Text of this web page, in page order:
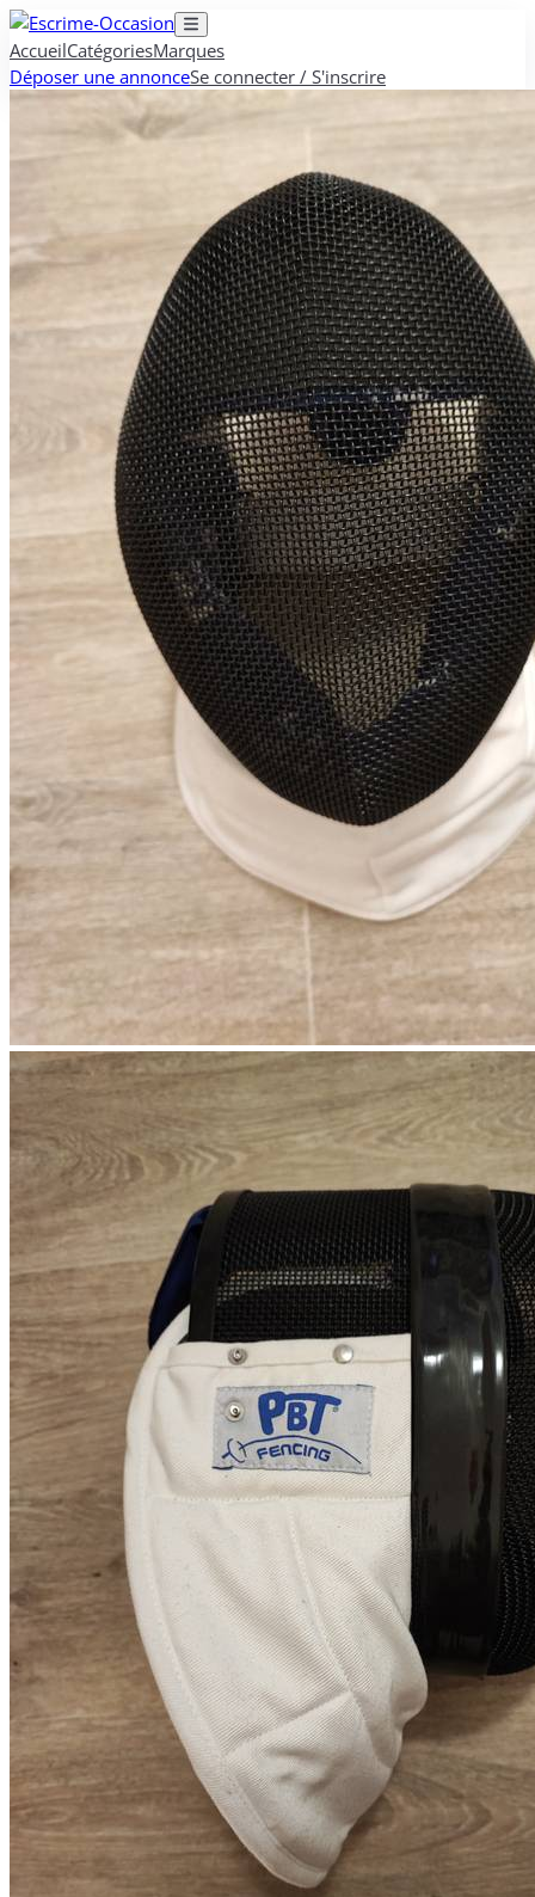
AccueilCatégoriesMarques
Déposer une annonceSe connecter / S'inscrire